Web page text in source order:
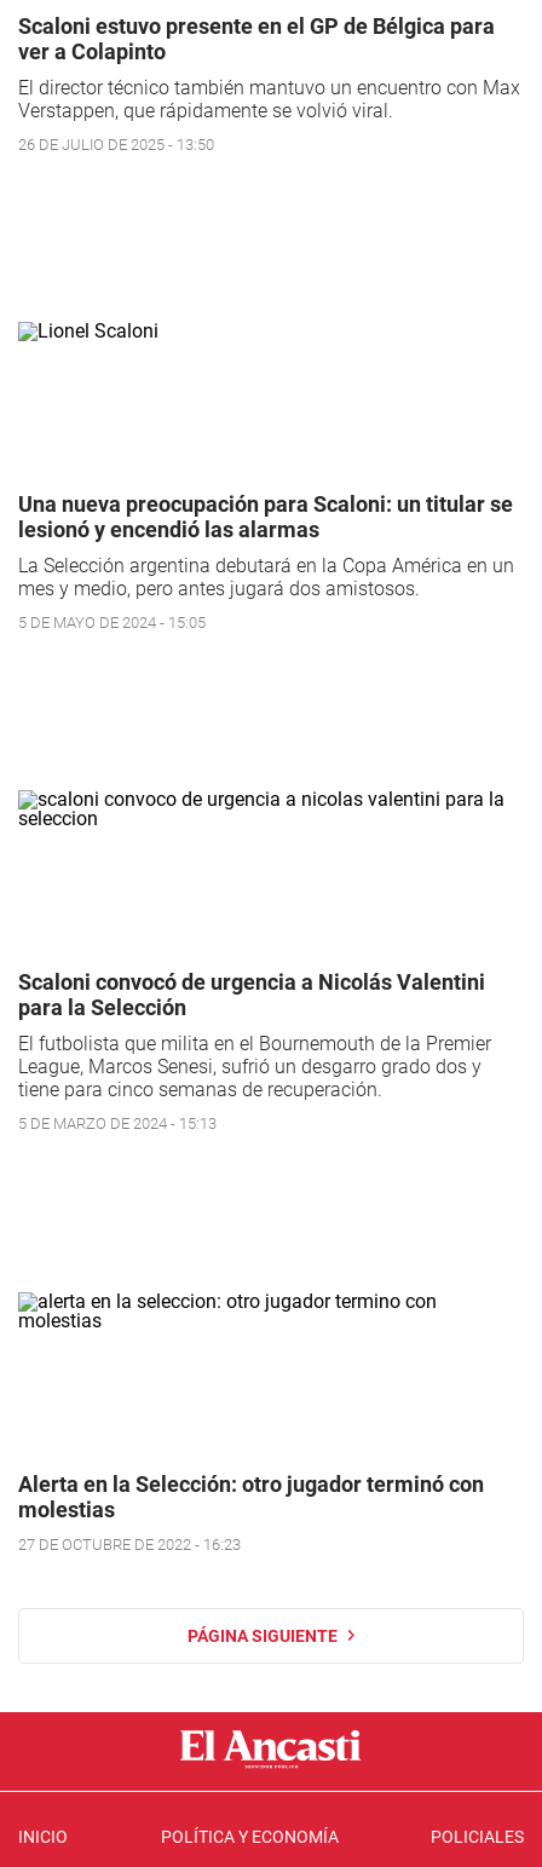
Scaloni estuvo presente en el GP de Bélgica para
ver a Colapinto
El director técnico también mantuvo un encuentro con Max
Verstappen, que rápidamente se volvió viral.
26 DE JULIO DE 2025 - 13:50
Una nueva preocupación para Scaloni: un titular se
lesionó y encendió las alarmas
La Selección argentina debutará en la Copa América en un
mes y medio, pero antes jugará dos amistosos.
5 DE MAYO DE 2024 - 15:05
Scaloni convocó de urgencia a Nicolás Valentini
para la Selección
El futbolista que milita en el Bournemouth de la Premier
League, Marcos Senesi, sufrió un desgarro grado dos y
tiene para cinco semanas de recuperación.
5 DE MARZO DE 2024 - 15:13
Alerta en la Selección: otro jugador terminó con
molestias
27 DE OCTUBRE DE 2022 - 16:23
PÁGINA SIGUIENTE
INICIO POLÍTICA Y ECONOMÍA POLICIALES